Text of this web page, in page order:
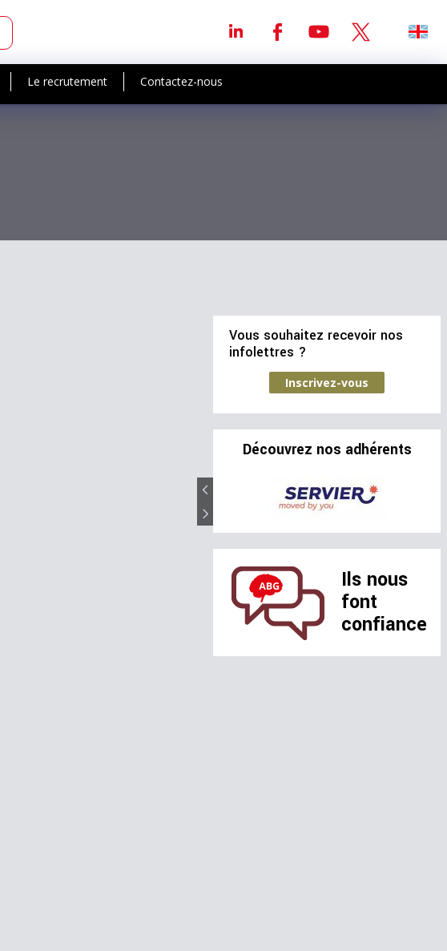
Le recrutement Contactez-nous
Vous souhaitez recevoir nos
infolettres ?
Inscrivez-vous
Découvrez nos adhérents
Ils nous
font
confiance